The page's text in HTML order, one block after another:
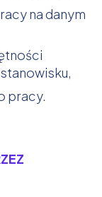
na danym
pracy.